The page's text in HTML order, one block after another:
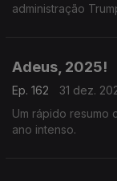
administração
Adeus, 2025!
Ep. 162
31 dez.
Um rápido resumo
ano intenso.